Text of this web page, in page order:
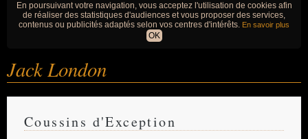
En poursuivant votre navigation, vous acceptez l'utilisation de cookies afin
de réaliser des statistiques d'audiences et vous proposer des services,
contenus ou publicités adaptés selon vos centres d'intérêts. En savoir plus
OK
Jack London
Coussins d'Exception